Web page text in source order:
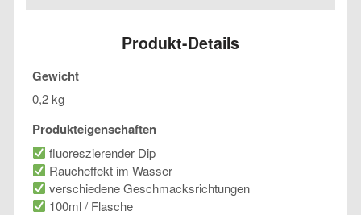
Liquix
Produkt-Details
Gewicht
0,2 kg
Produkteigenschaften
fluoreszierender Dip
Raucheffekt im Wasser
verschiedene Geschmacksrichtungen
100ml / Flasche